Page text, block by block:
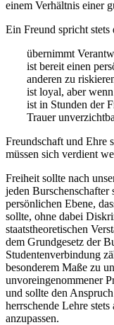
einem Verhältnis einer
Ein Freund spricht stets
übernimmt
ist bereit einen
anderen zu
ist loyal, aber
ist in Stunden der
Trauer
Freundschaft und Ehre
müssen sich verdient
Freiheit sollte nach
jeden Burschenschafter
persönlichen Ebene,
sollte, ohne dabei
staatstheoretischen
dem Grundgesetz der
Studentenverbindung
besonderem Maße zu
unvoreingenommener
und sollte den
herrschende Lehre
anzupassen.